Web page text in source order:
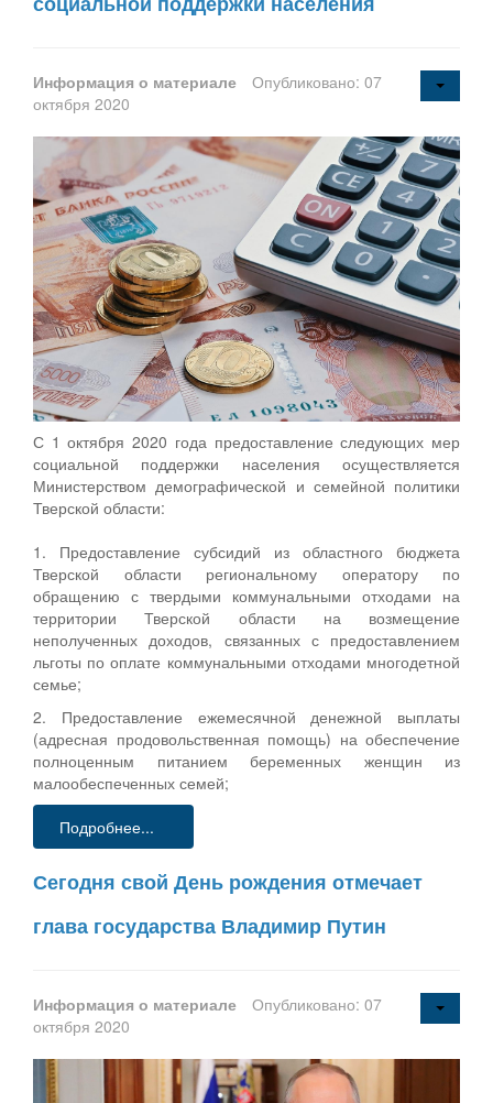
Информация о материале
Опубликовано: 07
октября 2020
С 1 октября 2020 года предоставление следующих мер
социальной поддержки населения осуществляется
Министерством демографической и семейной политики
Тверской области:
1. Предоставление субсидий из областного бюджета
Тверской области региональному оператору по
обращению с твердыми коммунальными отходами на
территории Тверской области на возмещение
неполученных доходов, связанных с предоставлением
льготы по оплате коммунальными отходами многодетной
семье;
2. Предоставление ежемесячной денежной выплаты
(адресная продовольственная помощь) на обеспечение
полноценным питанием беременных женщин из
малообеспеченных семей;
Подробнее...
Сегодня свой День рождения отмечает
глава государства Владимир Путин
Информация о материале
Опубликовано: 07
октября 2020